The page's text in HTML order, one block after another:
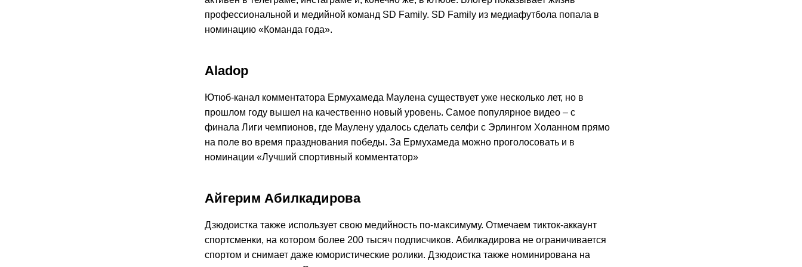
профессиональной и медийной команд SD Family. SD Family из медиафутбола попала в
номинацию «Команда года».
Aladop
Ютюб-канал комментатора Ермухамеда Маулена существует уже несколько лет, но в
прошлом году вышел на качественно новый уровень. Самое популярное видео – с
финала Лиги чемпионов, где Маулену удалось сделать селфи с Эрлингом Холанном прямо
на поле во время празднования победы. За Ермухамеда можно проголосовать и в
номинации «Лучший спортивный комментатор»
Айгерим Абилкадирова
Дзюдоистка также использует свою медийность по-максимуму. Отмечаем тикток-аккаунт
спортсменки, на котором более 200 тысяч подписчиков. Абилкадирова не ограничивается
спортом и снимает даже юмористические ролики. Дзюдоистка также номинирована на